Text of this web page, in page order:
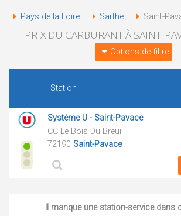
Pays de la Loire Sarthe Saint-
PRIX DU CARBURANT À SAINT-
Options de filtre
Station
Système U - Saint-Pavace
CC Le Bois Du Breuil
72190 Saint-Pavace
Il manque une station-service dans